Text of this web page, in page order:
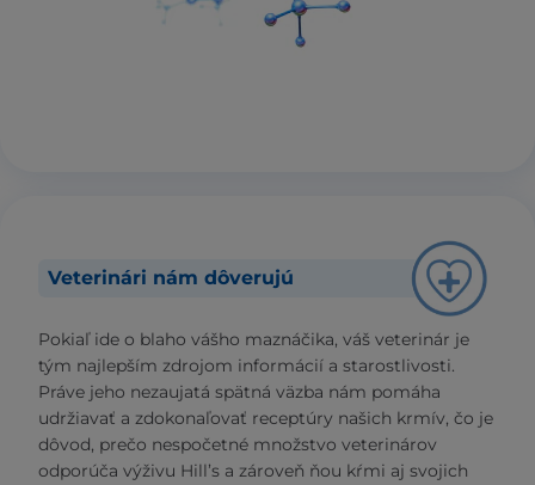
Veterinári nám dôverujú
Pokiaľ ide o blaho vášho maznáčika, váš veterinár je
tým najlepším zdrojom informácií a starostlivosti.
Práve jeho nezaujatá spätná väzba nám pomáha
udržiavať a zdokonaľovať receptúry našich krmív, čo je
dôvod, prečo nespočetné množstvo veterinárov
odporúča výživu Hill’s a zároveň ňou kŕmi aj svojich